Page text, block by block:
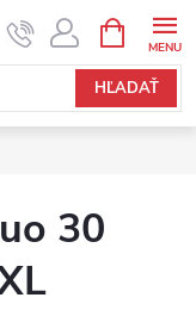
HĽADAŤ
30